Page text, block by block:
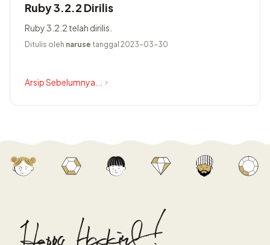
Ruby 3.2.2 Dirilis
Ruby 3.2.2 telah dirilis.
Ditulis oleh naruse tanggal 2023-03-30
Arsip Sebelumnya...